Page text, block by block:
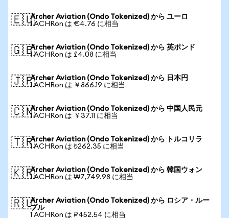
🇪🇺Archer Aviation (Ondo Tokenized) から ユーロ
1 ACHRon は €4.76 に相当
🇬🇧Archer Aviation (Ondo Tokenized) から 英ポンド
1 ACHRon は £4.08 に相当
🇯🇵Archer Aviation (Ondo Tokenized) から 日本円
1 ACHRon は ￥866.19 に相当
🇨🇳Archer Aviation (Ondo Tokenized) から 中国人民元
1 ACHRon は ￥37.11 に相当
🇹🇷Archer Aviation (Ondo Tokenized) から トルコリラ
1 ACHRon は ₺262.35 に相当
🇰🇷Archer Aviation (Ondo Tokenized) から 韓国ウォン
1 ACHRon は ₩7,749.98 に相当
🇷🇺Archer Aviation (Ondo Tokenized) から ロシア・ルー
ブル
1 ACHRon は ₽452.54 に相当